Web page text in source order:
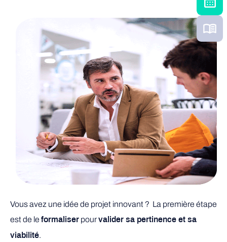
Vous avez une idée de projet innovant ? La première étape
est de le formaliser pour valider sa pertinence et sa
viabilité.